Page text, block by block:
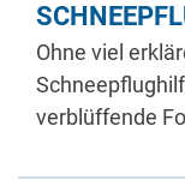
Ohne viel
verblüffende